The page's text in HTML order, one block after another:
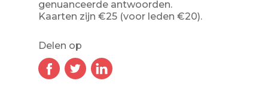
genuanceerde antwoorden.
Kaarten zijn €25 (voor leden €20).
Delen op